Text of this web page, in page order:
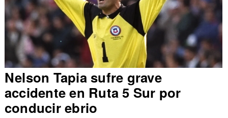
Nelson Tapia sufre grave
accidente en Ruta 5 Sur por
conducir ebrio